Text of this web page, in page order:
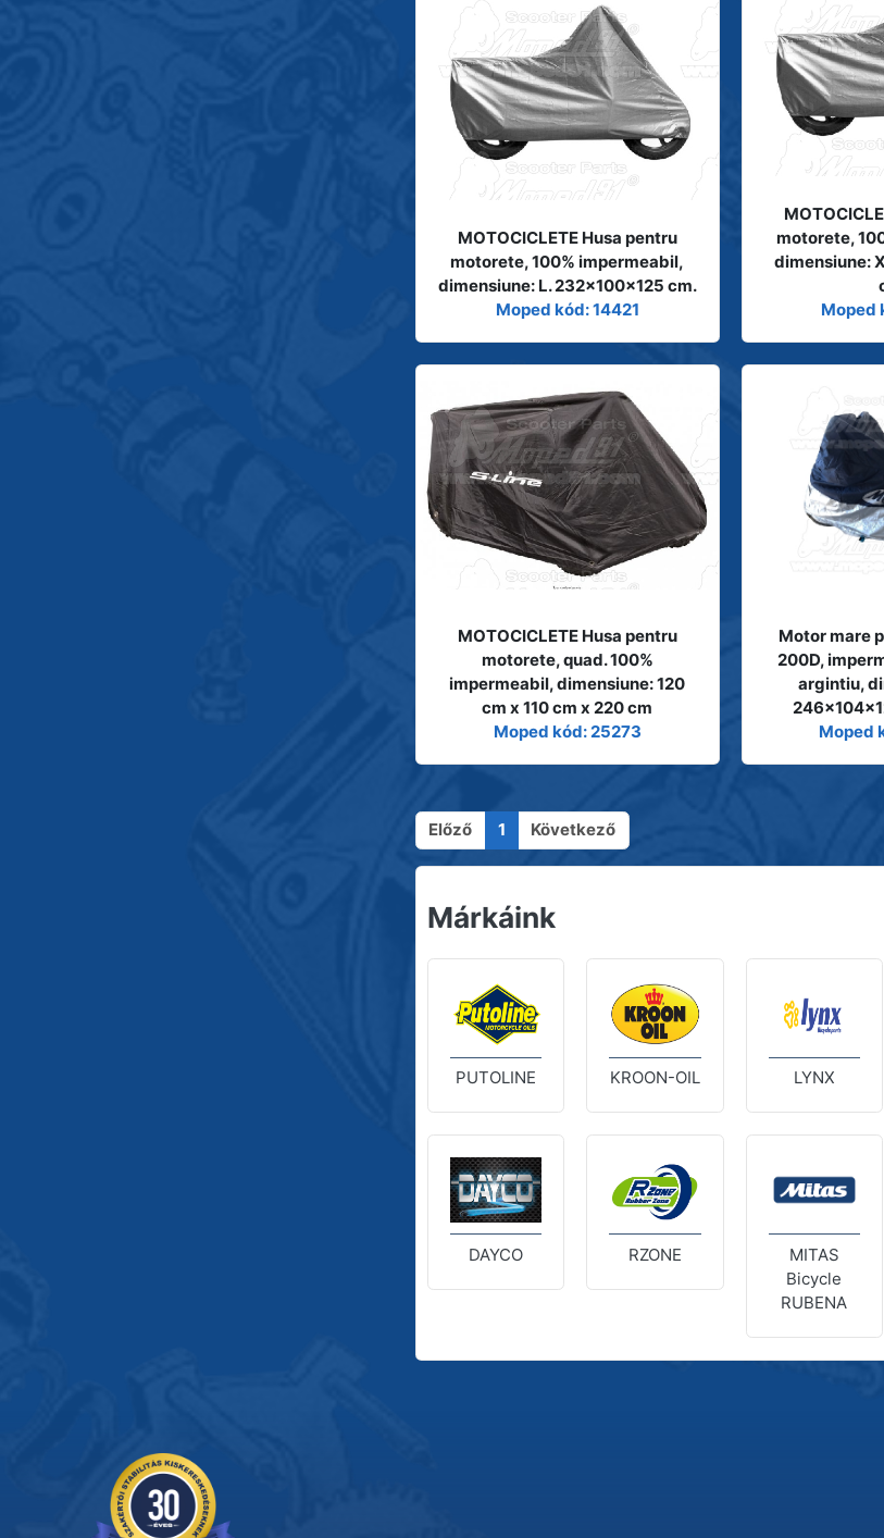
MOTOCICLETE Husa pentru
motorete, 100% impermeabil,
dimensiune: L. 232x100x125 cm.
Moped kód: 14421
motorete,
dimensiune:
Moped
MOTOCICLETE Husa pentru
motorete, quad. 100%
impermeabil, dimensiune: 120
cm x 110 cm x 220 cm
Moped kód: 25273
Motor mare
200D,
argintiu,
Moped
Előző 1 Következő
Márkáink
PUTOLINE KROON-OIL LYNX
DAYCO RZONE
MITAS
Bicycle
RUBENA